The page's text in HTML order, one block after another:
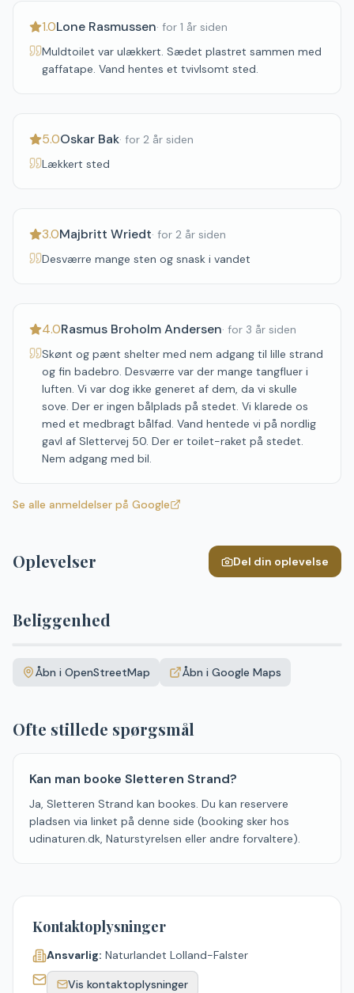
1.0Lone Rasmussen· for 1 år siden
Muldtoilet var ulækkert. Sædet plastret sammen med
gaffatape. Vand hentes et tvivlsomt sted.
5.0Oskar Bak· for 2 år siden
Lækkert sted
3.0Majbritt Wriedt· for 2 år siden
Desværre mange sten og snask i vandet
4.0Rasmus Broholm Andersen· for 3 år siden
Skønt og pænt shelter med nem adgang til lille strand
og fin badebro. Desværre var der mange tangfluer i
luften. Vi var dog ikke generet af dem, da vi skulle
sove. Der er ingen bålplads på stedet. Vi klarede os
med et medbragt bålfad. Vand hentede vi på nordlig
gavl af Slettervej 50. Der er toilet-raket på stedet.
Nem adgang med bil.
Se alle anmeldelser på Google
Oplevelser Del din oplevelse
Beliggenhed
+Åbn i OpenStreetMap Åbn i Google Maps
Ofte stillede spørgsmål
Kan man booke Sletteren Strand?
Ja, Sletteren Strand kan bookes. Du kan reservere
pladsen via linket på denne side (booking sker hos
udinaturen.dk, Naturstyrelsen eller andre forvaltere).
Kontaktoplysninger
Ansvarlig: Naturlandet Lolland-Falster
Vis kontaktoplysninger